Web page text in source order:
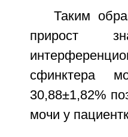
Таким
прирост
сфинктера
30,88±1,82%
мочи у